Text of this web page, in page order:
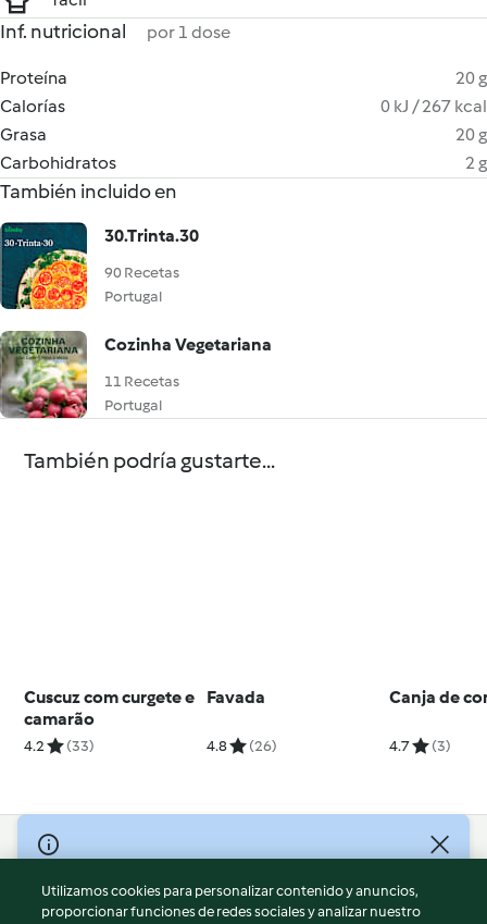
Inf. nutricional por 1 dose
Proteína
20 g
Calorías
0 kJ / 267 kcal
Grasa
20 g
Carbohidratos
2 g
También incluido en
30.Trinta.30
90 Recetas
Portugal
Cozinha Vegetariana
11 Recetas
Portugal
También podría gustarte...
Cuscuz com curgete e
camarão
4.2 (33)
Favada
4.8 (26)
Canja de
4.7 (3)
© Copyright 2026
Términos de uso
Utilizamos cookies para personalizar contenido y anuncios,
proporcionar funciones de redes sociales y analizar nuestro